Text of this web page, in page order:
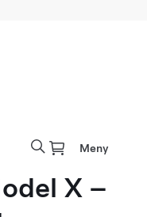
Meny
X –